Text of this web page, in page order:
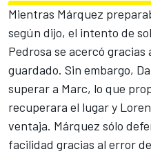
Mientras Márquez
según dijo, el intento de
Pedrosa se acercó
guardado. Sin embargo,
superar a Marc, lo que
recuperara el lugar y
ventaja. Márquez sólo
facilidad gracias al error